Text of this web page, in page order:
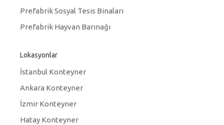
Prefabrik Sosyal Tesis Binaları
Prefabrik Hayvan Barınağı
Lokasyonlar
İstanbul Konteyner
Ankara Konteyner
İzmir Konteyner
Hatay Konteyner